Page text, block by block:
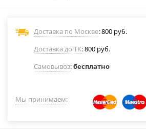
Доставка по Москве: 800 руб.
Доставка до ТК: 800 руб.
Самовывоз:бесплатно
Мы принимаем: